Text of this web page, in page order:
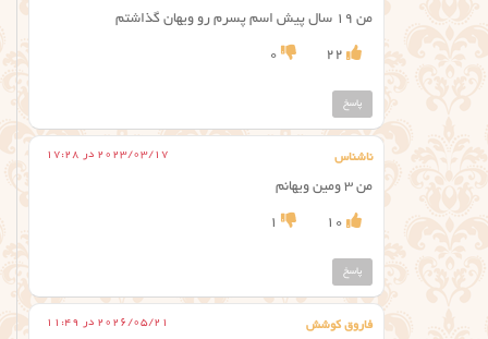
من ۱۹ سال پیش اسم پسرم رو ویهان گذاشتم
22
0
پاسخ
ناشناس 2023/03/17 در 17:28
من ۳ ومین ویهانم
10
1
پاسخ
فاروق کوشش 2026/05/21 در 11:49